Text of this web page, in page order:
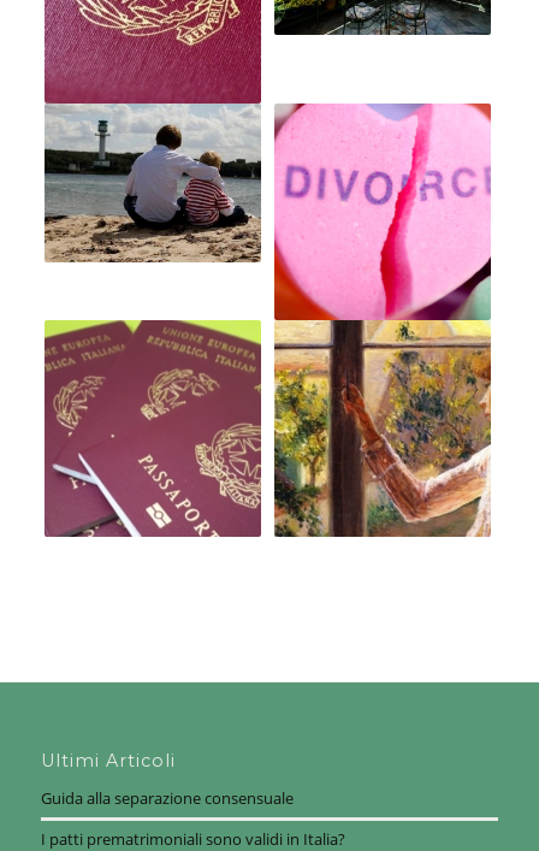
Ultimi Articoli
Guida alla separazione consensuale
I patti prematrimoniali sono validi in Italia?